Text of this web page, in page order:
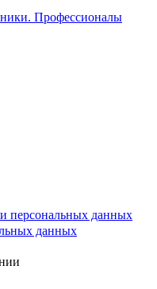
Профессионалы
персональных данных
данных